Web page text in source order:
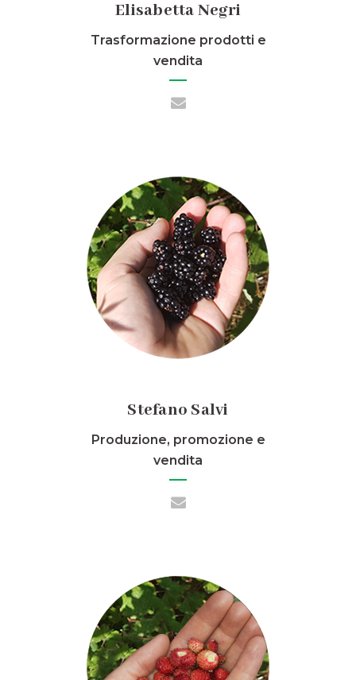
Elisabetta Negri
Trasformazione prodotti e
vendita
Stefano Salvi
Produzione, promozione e
vendita